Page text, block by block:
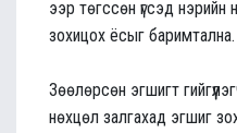
ээр төгссөн үгсэд нэрийн
зохицох ёсыг
Зөөлөрсөн эгшигт
нөхцөл залгахад эгшиг